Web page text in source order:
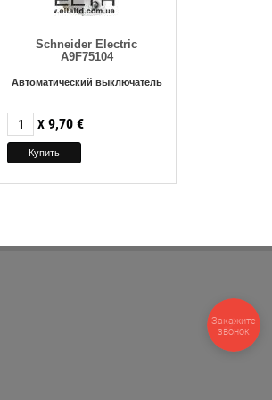
Schneider Electric
A9F75104
Автоматический выключатель
X 9,70 €
Закажите
звонок